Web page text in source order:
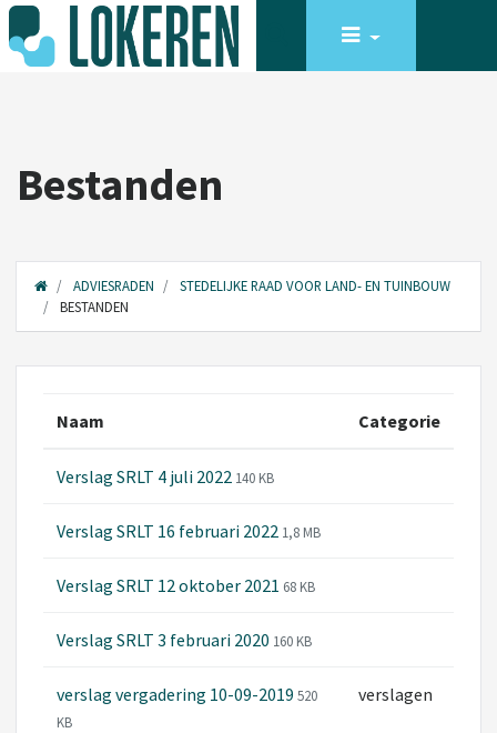
Bestanden
ADVIESRADEN
STEDELIJKE RAAD VOOR LAND- EN TUINBOUW
BESTANDEN
Naam Categorie
Verslag SRLT 4 juli 2022 140 KB
Verslag SRLT 16 februari 2022 1,8 MB
Verslag SRLT 12 oktober 2021 68 KB
Verslag SRLT 3 februari 2020 160 KB
verslag vergadering 10-09-2019 520
KB
verslagen